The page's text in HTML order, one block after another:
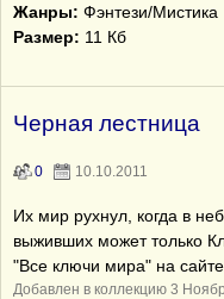
Жанры: Фэнтези/Мистика
Размер: 11 Кб
Черная лестница
0 10.10.2011
Их мир рухнул, когда в
выживших может только
"Все ключи мира" на
Добавлен в коллекцию 3